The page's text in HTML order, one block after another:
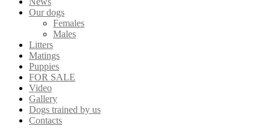
Our dogs
Females
Males
Litters
Matings
Puppies
FOR SALE
Video
Gallery
Dogs trained by us
Contacts